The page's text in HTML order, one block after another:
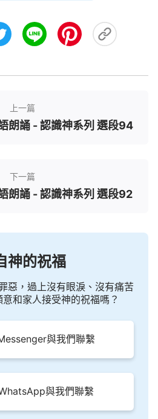
可咒可詛的地獄之子呢？能不
都是在自取其辱呢？你們認識
人心中的地位，想趕走在人中
他控制人、吞吃人、占有人的
都有這樣的欲望與野心，人人
撒但本性裏。交通了關于神的
們還有没有欲望野心想冒充
了神的實質；你雖能站在神的
物。在神的眼中，你永遠都只
賜，然而你的一切都在造物主
句狠話，也不能説明你有造物
，不是學來的，不是外界加給
質。所以造物主與受造之物的
上一篇
朗誦 - 認識神系列 選段94
下一篇
朗誦 - 認識神系列 選段92
神的祝福
惡，過上沒有眼淚、沒有痛苦
和家人接受神的祝福嗎？
與我們聯繫
與我們聯繫